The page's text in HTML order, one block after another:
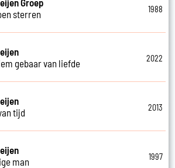
sterren
1988
gebaar van liefde
2022
tijd
2013
man
1997